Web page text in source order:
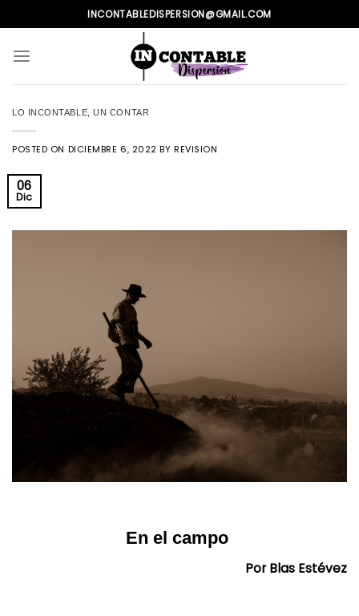
to
content
INCONTABLEDISPERSION@GMAIL.COM
LO INCONTABLE ,UN CONTAR
POSTED ON DICIEMBRE 6, 2022 BYREVISION
06
Dic
En el campo
Por Blas Estévez